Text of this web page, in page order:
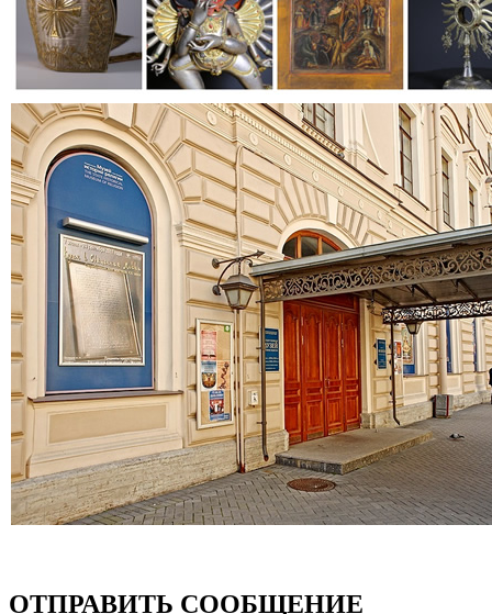
ОТПРАВИТЬ СООБЩЕНИЕ